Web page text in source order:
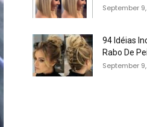
September
94 Idéias
Rabo De
September